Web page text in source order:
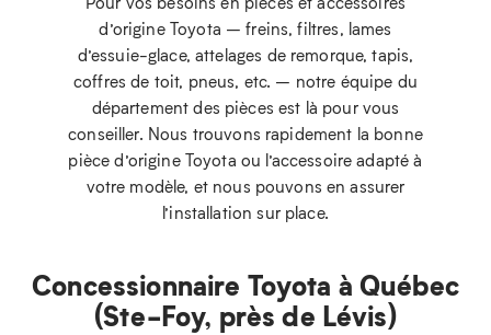
d’origine Toyota – freins, filtres, lames
d’essuie-glace, attelages de remorque, tapis,
coffres de toit, pneus, etc. – notre équipe du
département des pièces est là pour vous
conseiller. Nous trouvons rapidement la bonne
pièce d’origine Toyota ou l’accessoire adapté à
votre modèle, et nous pouvons en assurer
l’installation sur place.
Concessionnaire Toyota à Québec
(Ste-Foy, près de Lévis)